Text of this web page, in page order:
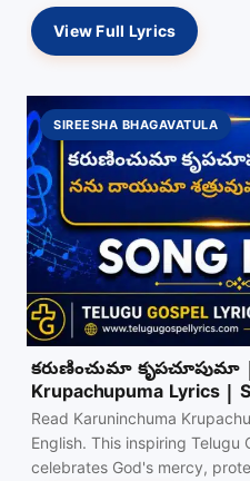
Full…
View Full Lyrics
SIREESHA BHAGAVATULA
కరుణించుమా కృపచూపుమా |
Krupachupuma Lyrics |
Read Karuninchuma
English. This inspiring Telugu
celebrates God's mercy,